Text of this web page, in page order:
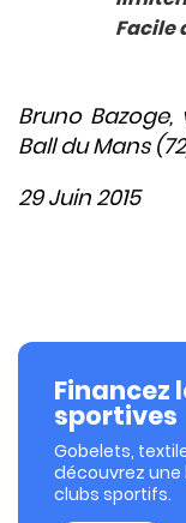
Facile
Bruno
Ball du Mans
29 Juin 2015
Financez
sportives
Gobelets,
découvrez
clubs sportifs.